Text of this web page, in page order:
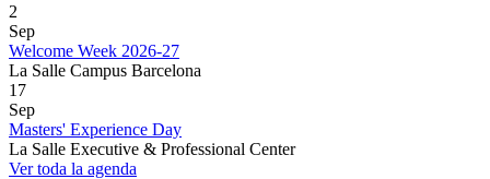
2
Sep
Welcome Week 2026-27
La Salle Campus Barcelona
17
Sep
Masters' Experience Day
La Salle Executive & Professional Center
Ver toda la agenda